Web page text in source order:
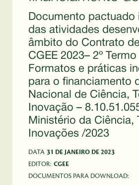
Documento pactuado
das atividades
âmbito do Contrato
CGEE 2023– 2º
Formatos e práticas
para o financiamento
Nacional de Ciência,
Inovação –
Ministério da Ciência,
Inovações /2023
DATA 31 DE JANEIRO DE 2023
EDITOR: CGEE
DOCUMENTOS PARA DOWNLOAD: